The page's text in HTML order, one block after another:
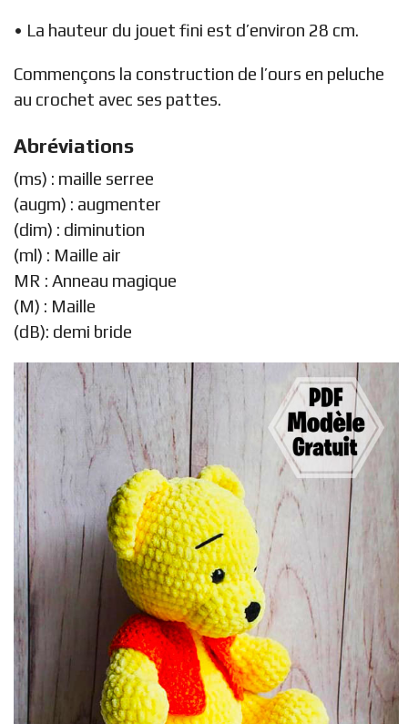
• La hauteur du jouet fini est d’environ 28 cm.
Commençons la construction de l’ours en peluche
au crochet avec ses pattes.
Abréviations
(ms) : maille serree
(augm) : augmenter
(dim) : diminution
(ml) : Maille air
MR : Anneau magique
(M) : Maille
(dB): demi bride